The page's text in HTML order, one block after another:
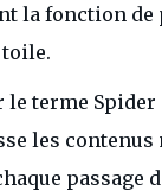
la fonction de
toile.
le terme
les contenus
passage